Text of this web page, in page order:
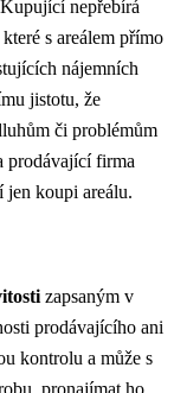
Kupující nepřebírá
s areálem přímo
nájemních
jistotu, že
či problémům
prodávající firma
koupi areálu.
zapsaným v
prodávajícího ani
kontrolu a může s
pronajímat ho,